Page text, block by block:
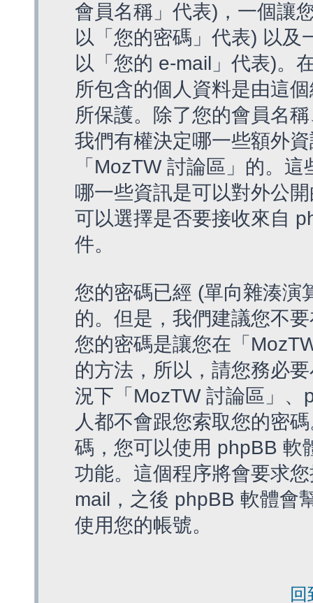
會員名稱」代表)，一個讓
以「您的密碼」代表) 以及
以「您的 e-mail」代表)。
所包含的個人資料是由這
所保護。除了您的會員名
我們有權決定哪一些額外
「MozTW 討論區」的。
哪一些資訊是可以對外公
可以選擇是否要接收來自
件。
您的密碼已經 (單向雜湊演
的。但是，我們建議您不
您的密碼是讓您在「
的方法，所以，請您務必
況下「MozTW 討論區」
人都不會跟您索取您的密
碼，您可以使用 phpBB 軟
功能。這個程序將會要求
mail，之後 phpBB 軟體會
使用您的帳號。